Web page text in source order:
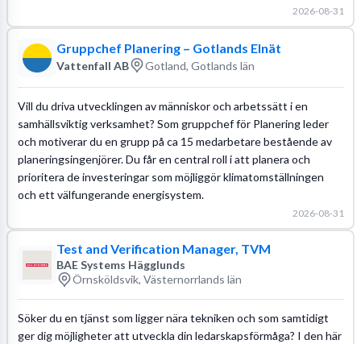
2026-08-31
Gruppchef Planering – Gotlands Elnät
Vattenfall AB Gotland, Gotlands län
Vill du driva utvecklingen av människor och arbetssätt i en
samhällsviktig verksamhet? Som gruppchef för Planering leder
och motiverar du en grupp på ca 15 medarbetare bestående av
planeringsingenjörer. Du får en central roll i att planera och
prioritera de investeringar som möjliggör klimatomställningen
och ett välfungerande energisystem.
2026-08-31
Test and Verification Manager, TVM
BAE Systems Hägglunds
Örnsköldsvik, Västernorrlands län
Söker du en tjänst som ligger nära tekniken och som samtidigt
ger dig möjligheter att utveckla din ledarskapsförmåga? I den här